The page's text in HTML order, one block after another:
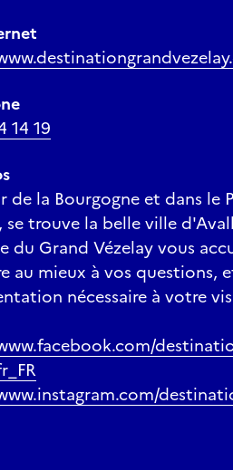
14 19
la Bourgogne et dans le
se trouve la belle ville
du Grand Vézelay vous
au mieux à vos questions,
nécessaire à votre